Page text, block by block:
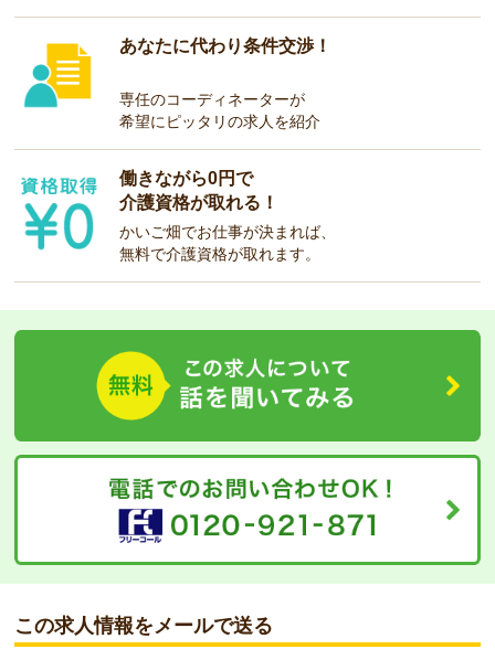
あなたに代わり条件交渉！
専任のコーディネーターが
希望にピッタリの求人を紹介
働きながら0円で
介護資格が取れる！
かいご畑でお仕事が決まれば、
無料で介護資格が取れます。
この求人情報をメールで送る